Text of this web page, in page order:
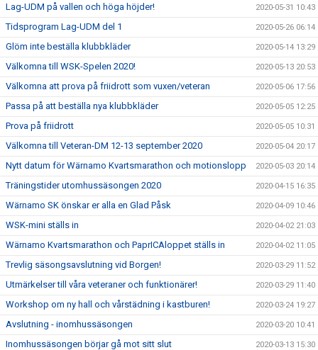
Lag-UDM på vallen och höga höjder! 2020-05-31 10:43
Tidsprogram Lag-UDM del 1 2020-05-26 06:14
Glöm inte beställa klubbkläder 2020-05-14 13:29
Välkomna till WSK-Spelen 2020! 2020-05-13 20:53
Välkomna att prova på friidrott som vuxen/veteran 2020-05-06 17:56
Passa på att beställa nya klubbkläder 2020-05-05 12:25
Prova på friidrott 2020-05-05 10:31
Välkomna till Veteran-DM 12-13 september 2020 2020-05-04 20:17
Nytt datum för Wärnamo Kvartsmarathon och motionslopp 2020-05-03 20:14
Träningstider utomhussäsongen 2020 2020-04-15 16:35
Wärnamo SK önskar er alla en Glad Påsk 2020-04-09 10:46
WSK-mini ställs in 2020-04-02 21:03
Wärnamo Kvartsmarathon och PaprICAloppet ställs in 2020-04-02 11:05
Trevlig säsongsavslutning vid Borgen! 2020-03-29 11:52
Utmärkelser till våra veteraner och funktionärer! 2020-03-29 11:40
Workshop om ny hall och vårstädning i kastburen! 2020-03-24 19:27
Avslutning - inomhussäsongen 2020-03-20 10:41
Inomhussäsongen börjar gå mot sitt slut 2020-03-13 15:30